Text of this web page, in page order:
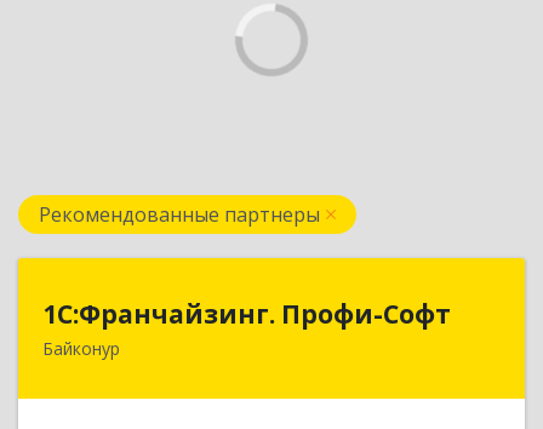
Рекомендованные партнеры
1С:Франчайзинг. Профи-Софт
Байконур
1С:Франчайзинг. Профи-Софт
468320, Байконур г, Ленина ул, дом № 10,